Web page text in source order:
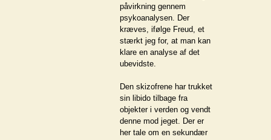
påvirkning gennem
psykoanalysen. Der
kræves, ifølge Freud, et
stærkt jeg for, at man kan
klare en analyse af det
ubevidste.
Den skizofrene har trukket
sin libido tilbage fra
objekter i verden og vendt
denne mod jeget. Der er
her tale om en sekundær